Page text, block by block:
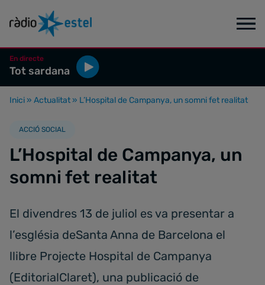
En directe
Tot sardana
Inici » Actualitat » L’Hospital de Campanya, un somni fet realitat
ACCIÓ SOCIAL
L’Hospital de Campanya, un
somni fet realitat
El divendres 13 de juliol es va presentar a
l’església deSanta Anna de Barcelona el
llibre Projecte Hospital de Campanya
(EditorialClaret), una publicació de